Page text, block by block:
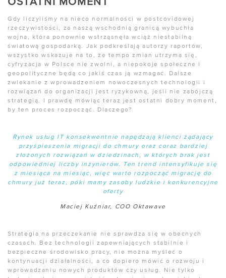
Gdy liczyliśmy na nieco normalności w postcovidowej
rzeczywistości, za naszą wschodnią granicą wybuchła
wojna, która ponownie wstrząsnęła wciąż niestabilną
światową gospodarką. Jak podkreślają autorzy raportów,
wszystko wskazuje na to, że tempo zmian utrzyma się,
cyfryzacja w Polsce nie zwolni, a niepokoje społeczne i
geopolityczne będą co jakiś czas ją wzmagać. Dalsze
zwlekanie z wprowadzeniem nowoczesnych technologii i
rozwiązań do organizacji jest ryzykowną, jeśli nie zabójczą
strategią. I prawdę mówiąc teraz jest ostatni dobry moment,
by ten proces rozpocząć. Dlaczego?
Rynek usług IT konsekwentnie napędzają klienci żądający
przyśpieszenia migracji do chmury oraz coraz bardziej
złożonych rozwiązań w dziedzinach, w których brak jest
odpowiedniej liczby inżynierów. Ten trend intensyfikuje się
z miesiąca na miesiąc, więc warto rozpocząć migrację do
chmury już teraz, póki mamy zasoby ludzkie i konkurencyjne
oferty
Maciej Kuźniar, COO Oktawave
Strategia na przeczekanie nie sprawdza się w obecnych
czasach. Bez technologii zapewniających stabilnie i
bezpieczne środowisko pracy, nie można myśleć o
kontynuacji działalności, a co dopiero mówić o rozwoju i
wprowadzaniu nowych produktów czy usług. Nie tylko